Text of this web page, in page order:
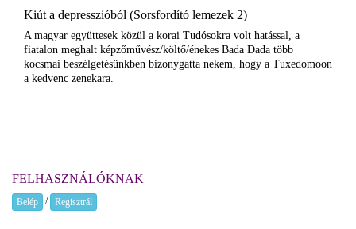
Kiút a depresszióból (Sorsfordító lemezek 2)
A magyar együttesek közül a korai Tudósokra volt hatással, a
fiatalon meghalt képzőművész/költő/énekes Bada Dada több
kocsmai beszélgetésünkben bizonygatta nekem, hogy a Tuxedomoon
a kedvenc zenekara.
FELHASZNÁLÓKNAK
Belép / Regisztrál